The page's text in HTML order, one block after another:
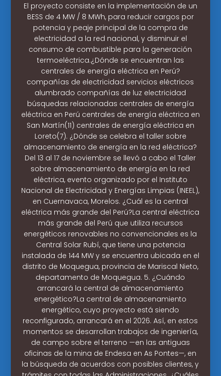
El proyecto consiste en la implementación de un
BESS de 4 MW / 8 MWh, para reducir cargos por
potencia y peaje principal de la compra de
electricidad a la red nacional, y disminuir el
consumo de combustible para la generación
termoeléctrica.¿Dónde se encuentran las
centrales de energía eléctrica en Perú?
compañías de electricidad servicios eléctricos
alumbrado compañías de luz electricidad
búsquedas relacionadas centrales de energía
eléctrica en Perú centrales de energía eléctrica en
San Martín(11) centrales de energía eléctrica en
Loreto(7). ¿Dónde se celebra el taller sobre
almacenamiento de energía en la red eléctrica?
Del 13 al 17 de noviembre se llevó a cabo el Taller
sobre almacenamiento de energía en la red
eléctrica, evento organizado por el Instituto
Nacional de Electricidad y Energías Limpias (INEEL),
en Cuernavaca, Morelos. ¿Cuál es la central
eléctrica más grande del Perú?La central eléctrica
más grande del Perú que utiliza recursos
energéticos renovables no convencionales es la
Central Solar Rubí, que tiene una potencia
instalada de 144 MW y se encuentra ubicada en el
distrito de Moquegua, provincia de Mariscal Nieto,
departamento de Moquegua. 5. ¿Cuándo
arrancará la central de almacenamiento
energético?La central de almacenamiento
energético, cuyo proyecto está siendo
reconfigurado, arrancará en el 2026. Así, en estos
momentos se desarrollan trabajos de ingeniería,
de campo sobre el terreno —en las antiguas
oficinas de la mina de Endesa en As Pontes—, en
la búsqueda de acuerdos con posibles clientes, y